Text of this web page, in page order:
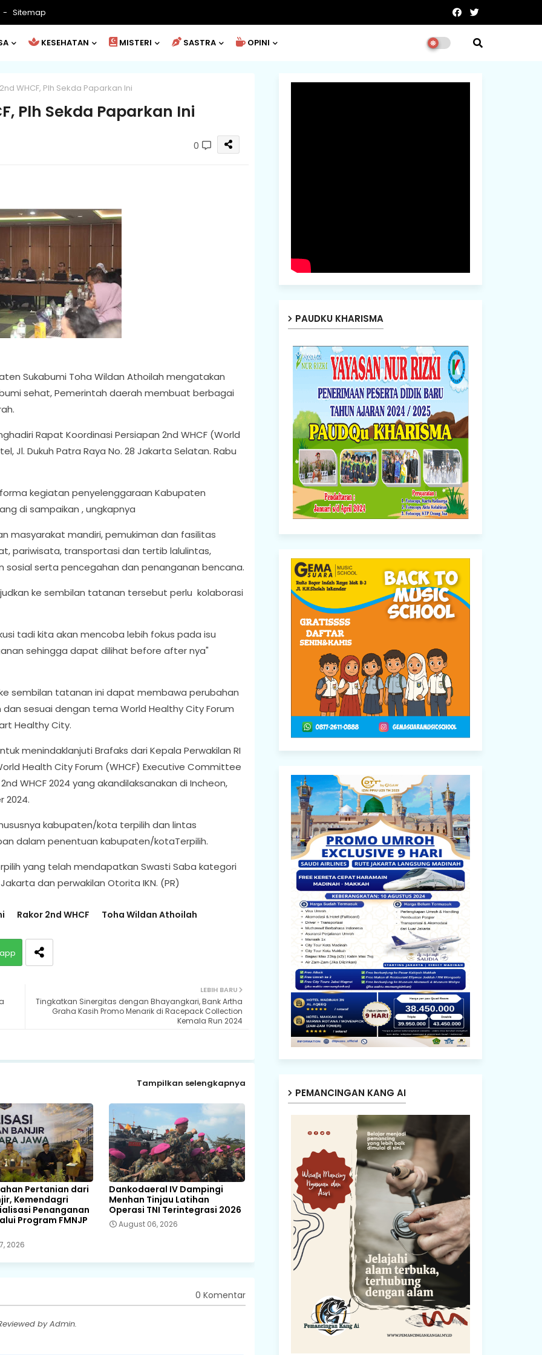
Sitemap
KESEHATAN MISTERI SASTRA OPINI
WHCF, Plh Sekda Paparkan Ini
Plh Sekda Paparkan Ini
0
Sukabumi Toha Wildan Athoilah mengatakan
sehat, Pemerintah daerah membuat berbagai
Rapat Koordinasi Persiapan 2nd WHCF (World
Jl. Dukuh Patra Raya No. 28 Jakarta Selatan. Rabu
kegiatan penyelenggaraan Kabupaten
di sampaikan , ungkapnya
masyarakat mandiri, pemukiman dan fasilitas
pariwisata, transportasi dan tertib lalulintas,
serta pencegahan dan penanganan bencana.
ke sembilan tatanan tersebut perlu kolaborasi
tadi kita akan mencoba lebih fokus pada isu
sehingga dapat dilihat before after nya"
sembilan tatanan ini dapat membawa perubahan
sesuai dengan tema World Healthy City Forum
Healthy City.
menindaklanjuti Brafaks dari Kepala Perwakilan RI
Health City Forum (WHCF) Executive Committee
WHCF 2024 yang akandilaksanakan di Incheon,
2024.
kabupaten/kota terpilih dan lintas
dalam penentuan kabupaten/kotaTerpilih.
yang telah mendapatkan Swasti Saba kategori
dan perwakilan Otorita IKN. (PR)
Rakor 2nd WHCF Toha Wildan Athoilah
LEBIH BARU
Tingkatkan Sinergitas dengan Bhayangkari, Bank Artha
Graha Kasih Promo Menarik di Racepack Collection
Kemala Run 2024
Tampilkan selengkapnya
Pertanian dari
Kemendagri
Penanganan
Program FMNJP
2026
Dankodaeral IV Dampingi
Menhan Tinjau Latihan
Operasi TNI Terintegrasi 2026
August 06, 2026
0 Komentar
by Admin.
PAUDKU KHARISMA
PEMANCINGAN KANG AI